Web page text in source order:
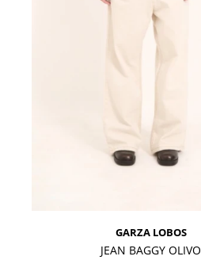
GARZA LOBOS
JEAN BAGGY OLIVO